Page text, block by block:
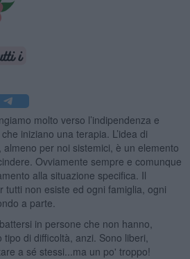
molto verso l’indipendenza e
iniziano una terapia. L’idea di
per noi sistemici, è un elemento
Ovviamente sempre e comunque
alla situazione specifica. Il
tutti non esiste ed ogni famiglia, ogni
a parte.
in persone che non hanno,
di difficoltà, anzi. Sono liberi,
a sé stessi...ma un po' troppo!